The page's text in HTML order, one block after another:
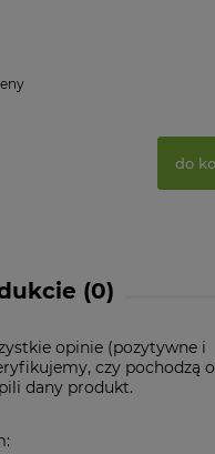
do
(0)
opinie (pozytywne i
czy pochodzą
dany produkt.